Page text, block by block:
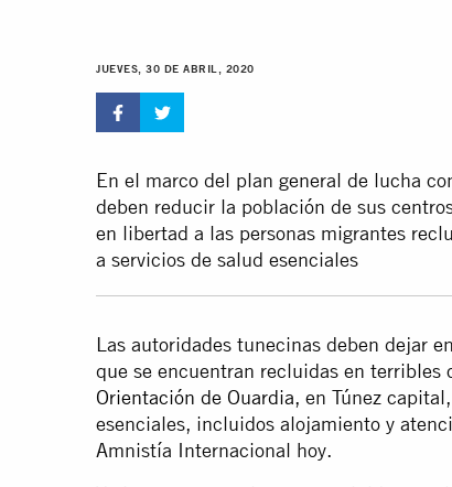
JUEVES, 30 DE ABRIL, 2020
En el marco del plan general de lucha
deben reducir la población de sus
en libertad a las personas migrantes
a servicios de salud esenciales
Las autoridades tunecinas deben dejar
que se encuentran recluidas en terribles
Orientación de Ouardia, en Túnez
esenciales, incluidos alojamiento y
Amnistía Internacional hoy.